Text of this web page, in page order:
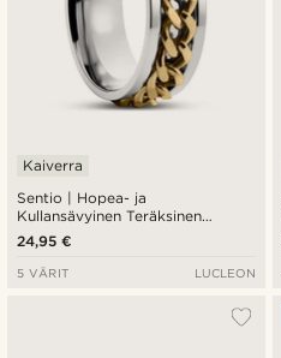
Sentio | Hopea- ja
Kullansävyinen Teräksinen
Panssariketju Sormus
Kaiverra
24,95 €
5 VÄRIT LUCLEON